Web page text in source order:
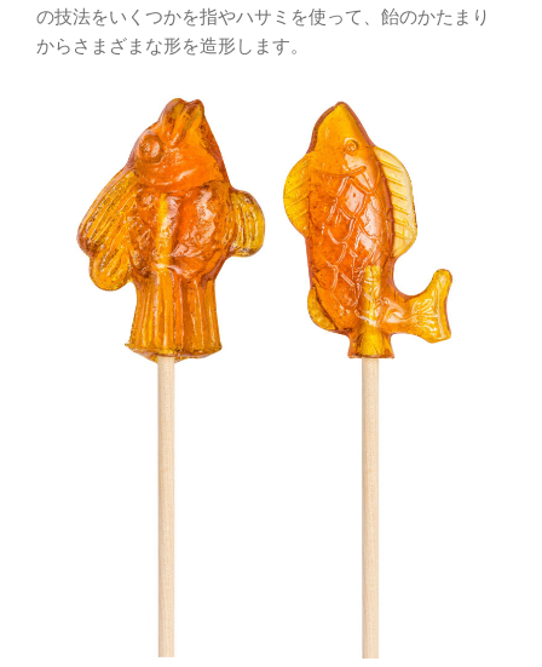
の技法をいくつかを指やハサミを使って、飴のかたまり
からさまざまな形を造形します。